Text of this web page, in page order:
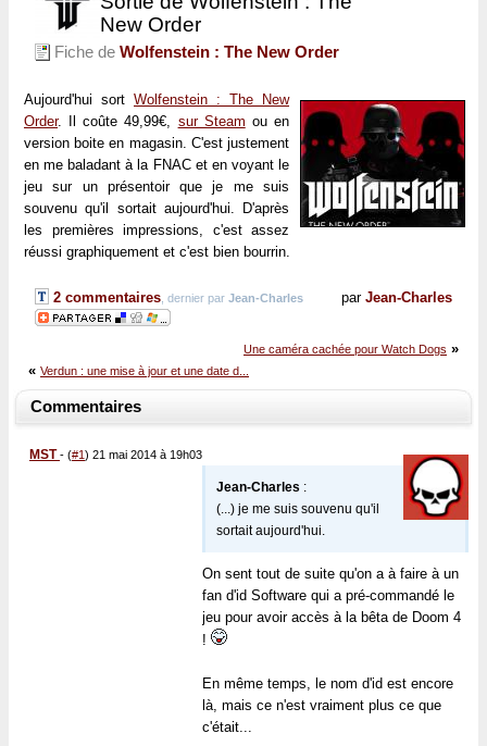
New Order
Fiche de Wolfenstein : The New Order
Aujourd'hui sort Wolfenstein : The New
Order. Il coûte 49,99€, sur Steam ou en
version boite en magasin. C'est justement
en me baladant à la FNAC et en voyant le
jeu sur un présentoir que je me suis
souvenu qu'il sortait aujourd'hui. D'après
les premières impressions, c'est assez
réussi graphiquement et c'est bien bourrin.
par Jean-Charles
2 commentaires , dernier par Jean-Charles
Une caméra cachée pour Watch Dogs »
« Verdun : une mise à jour et une date d...
Commentaires
MST - (#1) 21 mai 2014 à 19h03
Jean-Charles :
(...) je me suis souvenu qu'il
sortait aujourd'hui.
On sent tout de suite qu'on a à faire à un
fan d'id Software qui a pré-commandé le
jeu pour avoir accès à la bêta de Doom 4
!
En même temps, le nom d'id est encore
là, mais ce n'est vraiment plus ce que
c'était...